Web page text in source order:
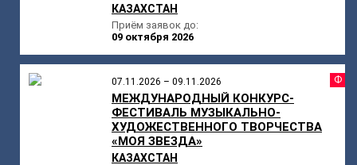
КАЗАХСТАН
Приём заявок до:
09 октября 2026
07.11.2026 – 09.11.2026
МЕЖДУНАРОДНЫЙ КОНКУРС-
ФЕСТИВАЛЬ МУЗЫКАЛЬНО-
ХУДОЖЕСТВЕННОГО ТВОРЧЕСТВА
«МОЯ ЗВЕЗДА»
КАЗАХСТАН